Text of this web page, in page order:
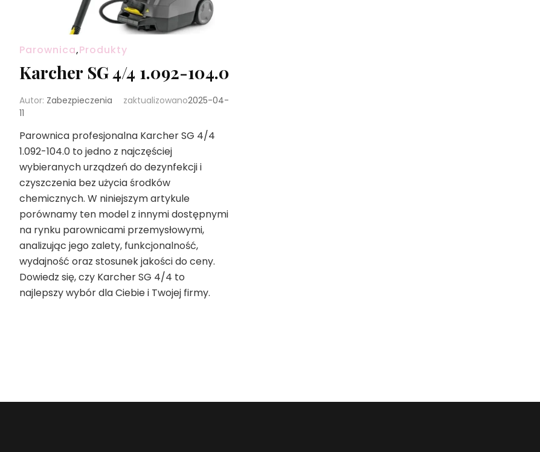
Parownica,Produkty
Karcher SG 4/4 1.092-104.0
Autor: Zabezpieczenia zaktualizowano2025-04-
11
Parownica profesjonalna Karcher SG 4/4
1.092-104.0 to jedno z najczęściej
wybieranych urządzeń do dezynfekcji i
czyszczenia bez użycia środków
chemicznych. W niniejszym artykule
porównamy ten model z innymi dostępnymi
na rynku parownicami przemysłowymi,
analizując jego zalety, funkcjonalność,
wydajność oraz stosunek jakości do ceny.
Dowiedz się, czy Karcher SG 4/4 to
najlepszy wybór dla Ciebie i Twojej firmy.